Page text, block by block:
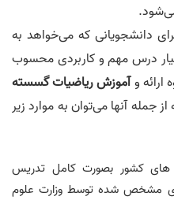
دانشجویانی که می‌خواهد به
درس مهم و کاربردی محسوب
ارائه وآموزش ریاضیات گسسته
جمله آنها می‌توان به موارد زیر
های کشور بصورت کامل تدریس
مشخص شده توسط وزارت علوم